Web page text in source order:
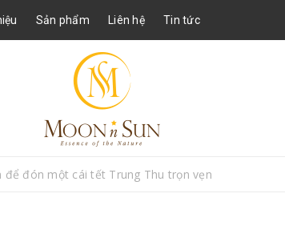
Sản phẩm Liên hệ Tin tức
để đón một cái tết Trung Thu trọn vẹn